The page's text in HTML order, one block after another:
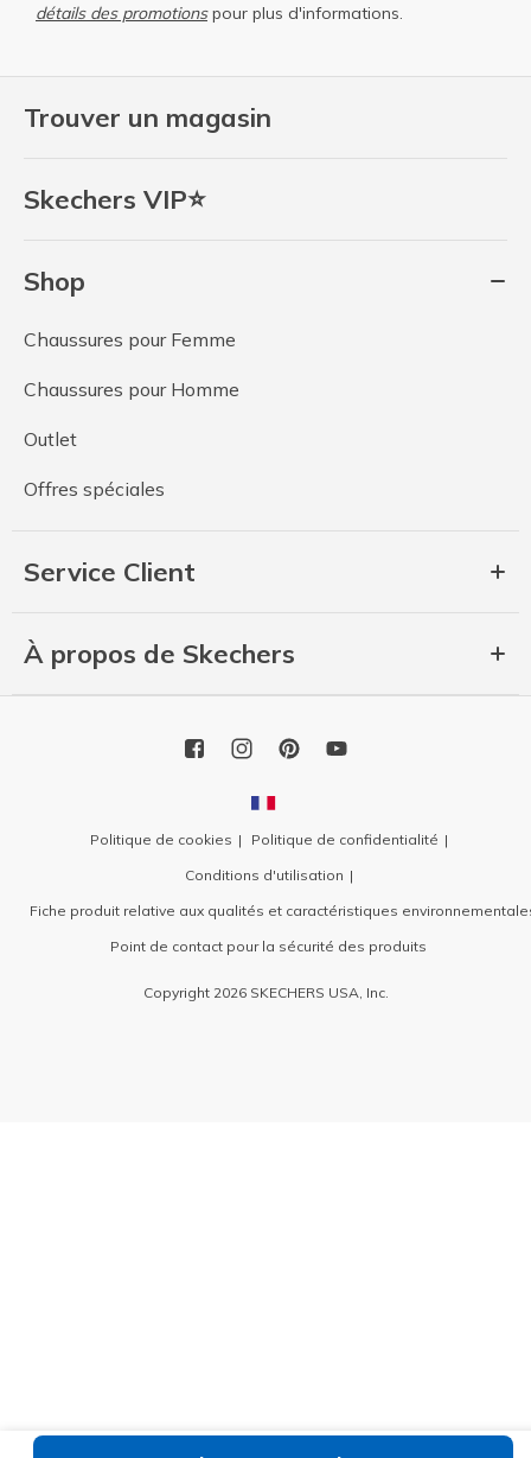
Trouver un magasin
Skechers VIP⭐
Shop
Chaussures pour Femme
Chaussures pour Homme
Outlet
Offres spéciales
Service Client
À propos de Skechers
détails des promotionspour plus d'informations.
Politique de cookies
Politique de confidentialité
Conditions d'utilisation
Fiche produit relative aux qualités et caractéristiques
Point de contact pour la sécurité des produits
Copyright 2026 SKECHERS USA, Inc.